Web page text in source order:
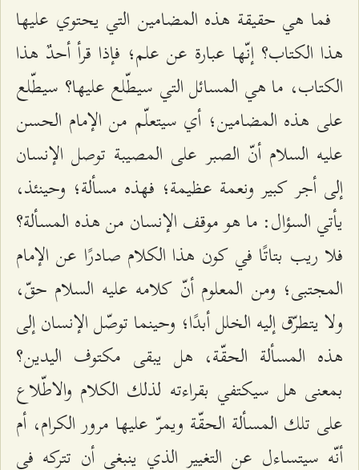
فما هي حقيقة هذه المضامين التي يحتوي عليها
هذا الكتاب؟ إنّها عبارة عن علم؛ فإذا قرأ أحدٌ هذا
الكتاب، ما هي المسائل التي سيطّلع عليها؟ سيطّلع
على هذه المضامين؛ أي سيتعلّم من الإمام الحسن
عليه السلام أنّ الصبر على المصيبة توصل الإنسان
إلى أجر كبير ونعمة عظيمة؛ فهذه مسألة؛ وحينئذ،
يأتي السؤال: ما هو موقف الإنسان من هذه المسألة؟
فلا ريب بتاتًا في كون هذا الكلام صادرًا عن الإمام
المجتبى؛ ومن المعلوم أنّ كلامه عليه السلام حقّ،
ولا يتطرّق إليه الخلل أبدًا؛ وحينما توصّل الإنسان إلى
هذه المسألة الحقّة، هل يبقى مكتوف اليدين؟
بمعنى هل سيكتفي بقراءته لذلك الكلام والاطّلاع
على تلك المسألة الحقّة ويمرّ عليها مرور الكرام، أم
أنّه سيتساءل عن التغيير الذي ينبغي أن تتركه في